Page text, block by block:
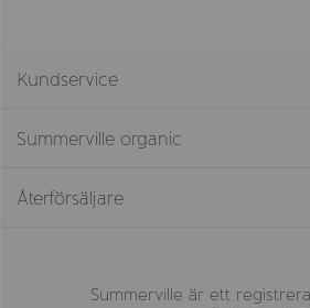
Kundservice
Summerville organic
Återförsäljare
Summerville är ett